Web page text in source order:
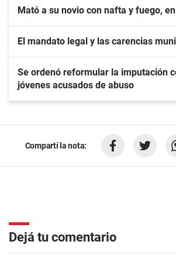
Mató a su novio con nafta y fuego,
El mandato legal y las carencias
Se ordenó reformular la imputación
jóvenes acusados de abuso
Compartí la nota:
Dejá tu comentario